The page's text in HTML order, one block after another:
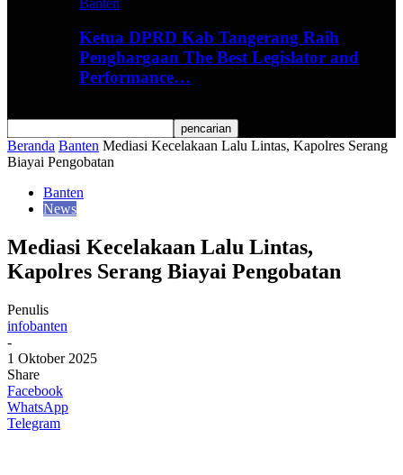
Ketua DPRD Kab Tangerang Raih
Penghargaan The Best Legislator and
Performance…
Beranda Banten Mediasi Kecelakaan Lalu Lintas, Kapolres Serang
Biayai Pengobatan
Banten
News
Mediasi Kecelakaan Lalu Lintas,
Kapolres Serang Biayai Pengobatan
Penulis
infobanten
-
1 Oktober 2025
Share
Facebook
WhatsApp
Telegram